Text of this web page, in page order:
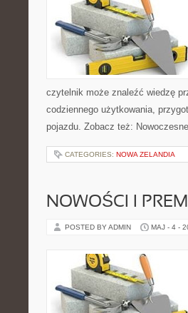
czytelnik może znaleźć wiedzę
codziennego użytkowania,
pojazdu. Zobacz też:
CATEGORIES: NOWA ZELANDIA
NOWOŚCI I
POSTED BY ADMIN MAJ - 4 -